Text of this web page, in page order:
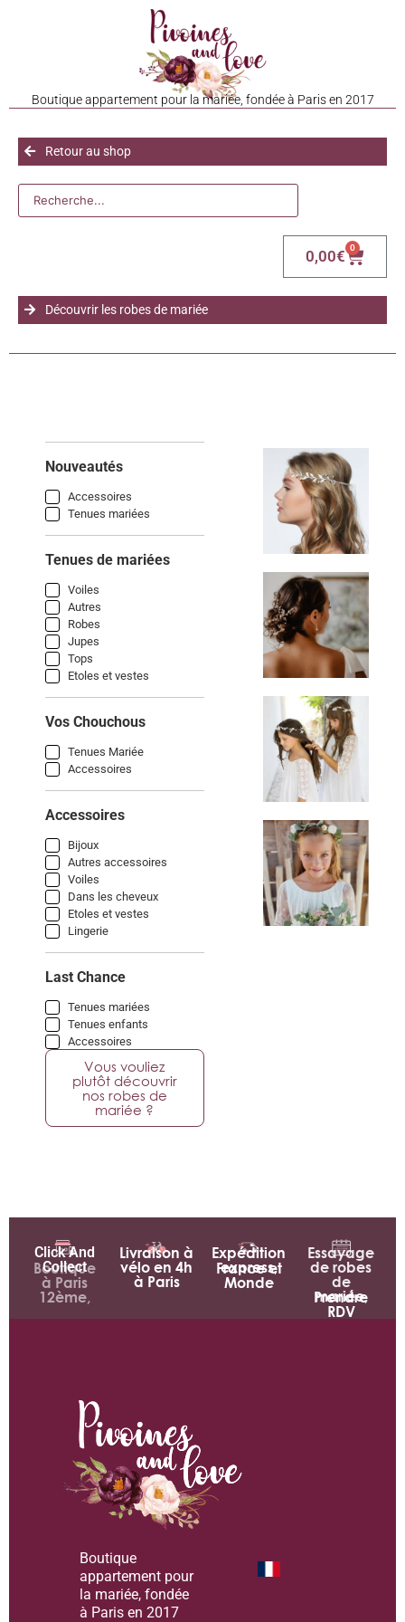
Boutique appartement pour la mariée, fondée à Paris en 2017
Retour au shop
0,00€ 0
Découvrir les robes de mariée
Nouveautés
Accessoires
Tenues mariées
Tenues de mariées
Voiles
Autres
Robes
Jupes
Tops
Etoles et vestes
Vos Chouchous
Tenues Mariée
Accessoires
Accessoires
Bijoux
Autres accessoires
Voiles
Dans les cheveux
Etoles et vestes
Lingerie
Last Chance
Tenues mariées
Tenues enfants
Accessoires
Vous vouliez
plutôt découvrir
nos robes de
mariée ?
Click And
Collect
Boutique
à Paris
12ème,
Livraison à
vélo en 4h
à Paris
Expédition
express,
France et
Monde
Essayage
de robes
de
mariée,
Prendre
RDV
Boutique
appartement pour
la mariée, fondée
à Paris en 2017